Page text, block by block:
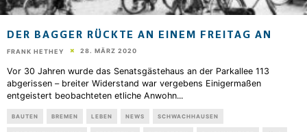
DER BAGGER RÜCKTE AN EINEM FREITAG AN
FRANK HETHEY 28. MÄRZ 2020
Vor 30 Jahren wurde das Senatsgästehaus an der Parkallee 113
abgerissen – breiter Widerstand war vergebens Einigermaßen
entgeistert beobachteten etliche Anwohn...
BAUTEN BREMEN LEBEN NEWS SCHWACHHAUSEN